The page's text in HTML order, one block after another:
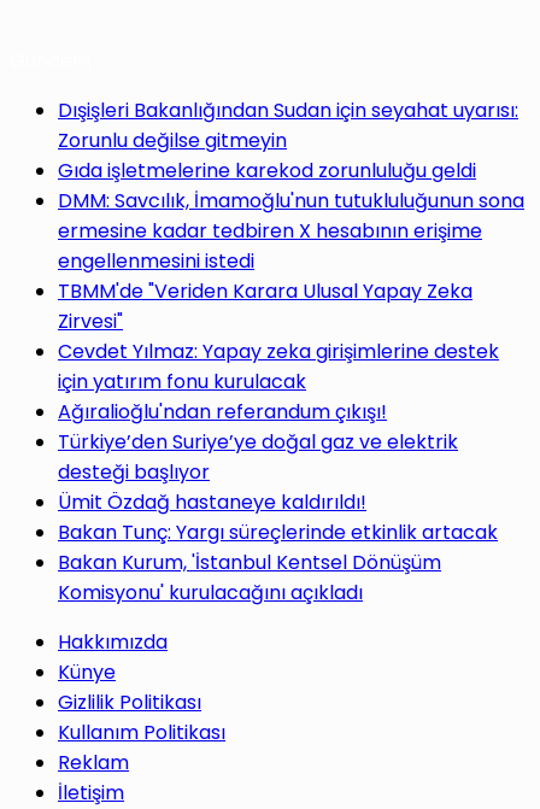
Dışişleri Bakanlığından Sudan için seyahat uyarısı:
Zorunlu değilse gitmeyin
Gıda işletmelerine karekod zorunluluğu geldi
DMM: Savcılık, İmamoğlu'nun tutukluluğunun sona
ermesine kadar tedbiren X hesabının erişime
engellenmesini istedi
TBMM'de "Veriden Karara Ulusal Yapay Zeka
Zirvesi"
Cevdet Yılmaz: Yapay zeka girişimlerine destek
için yatırım fonu kurulacak
Ağıralioğlu'ndan referandum çıkışı!
Türkiye’den Suriye’ye doğal gaz ve elektrik
desteği başlıyor
Ümit Özdağ hastaneye kaldırıldı!
Bakan Tunç: Yargı süreçlerinde etkinlik artacak
Bakan Kurum, 'İstanbul Kentsel Dönüşüm
Komisyonu' kurulacağını açıkladı
Hakkımızda
Künye
Gizlilik Politikası
Kullanım Politikası
Reklam
İletişim